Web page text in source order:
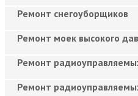
Ремонт снегоуборщиков
Ремонт моек высокого
Ремонт
Ремонт